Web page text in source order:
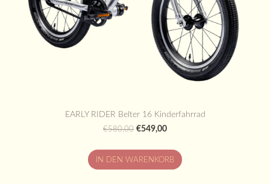
EARLY RIDER Belter 16 Kinderfahrrad
€580,00 €549,00
IN DEN WARENKORB